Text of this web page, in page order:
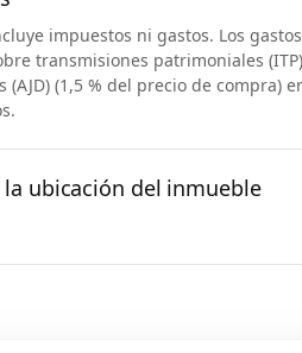
impuestos ni gastos. Los
transmisiones patrimoniales
(1,5 % del precio de compra)
ubicación del inmueble